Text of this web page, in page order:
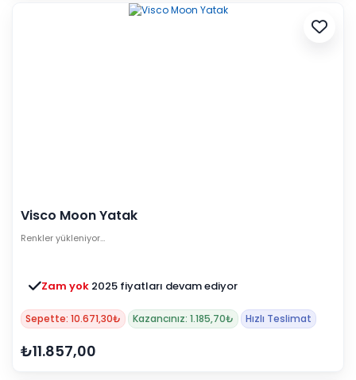
Visco Moon Yatak
Renkler yükleniyor…
Zam yok 2025 fiyatları devam ediyor
Sepette: 10.671,30₺ Kazancınız: 1.185,70₺ Hızlı Teslimat
₺11.857,00